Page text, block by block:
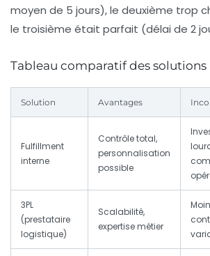
moyen de 5 jours), le deuxième trop
le troisième était parfait (délai de 2
Tableau comparatif des
Solution Avantages
Fulfillment
interne
Contrôle total,
personnalisation
possible
3PL
(prestataire
logistique)
Scalabilité,
expertise métier